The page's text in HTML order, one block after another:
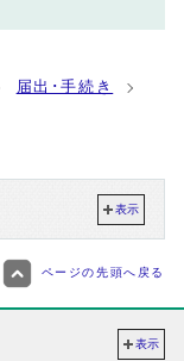
届出･手続き
表示
ページの先頭へ戻る
表示